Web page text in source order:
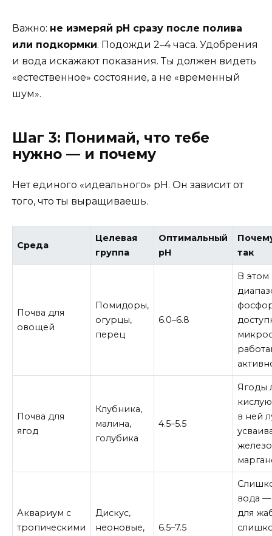
Важно: не измеряй pH сразу после полива
или подкормки. Подожди 2–4 часа. Удобрения
и вода искажают показания. Ты должен видеть
«естественное» состояние, а не «временный
шум».
Шаг 3: Понимай, что тебе
нужно — и почему
Нет единого «идеального» pH. Он зависит от
того, что ты выращиваешь.
Среда
Целевая
группа
Оптимальный
pH
так
Почва для
овощей
Помидоры,
огурцы,
перец
6.0–6.8
В этом
Почва для
ягод
Клубника,
малина,
голубика
4.5–5.5
Ягоды
в ней
Аквариум с
тропическими
Дискус,
неоновые,
6.5–7.5
вода —
для